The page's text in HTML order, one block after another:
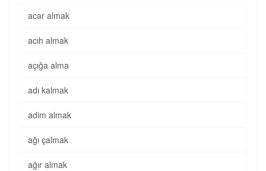
acar almak
acıh almak
açığa alma
adı kalmak
adim almak
ağı çalmak
ağır almak